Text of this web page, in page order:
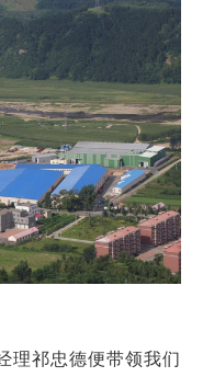
祁忠德便带领我们